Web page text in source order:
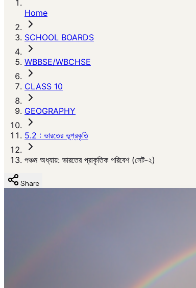
Home
SCHOOL BOARDS
WBBSE/WBCHSE
CLASS 10
GEOGRAPHY
5.2 : ভারতের ভূপ্রকৃতি
পঞ্চম অধ্যায়: ভারতের প্রাকৃতিক পরিবেশ (সেট-২)
Share